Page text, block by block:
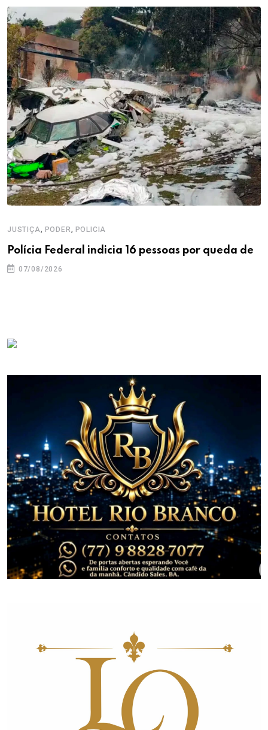
JUSTIÇA, PODER, POLICIA
Polícia Federal indicia 16 pessoas por queda de
07/08/2026